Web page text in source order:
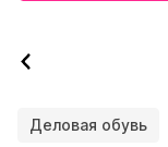
Деловая обувь